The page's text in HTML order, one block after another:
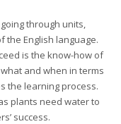
through units,
the English language.
is the know-how of
and when in terms
the learning process.
plants need water to
success.